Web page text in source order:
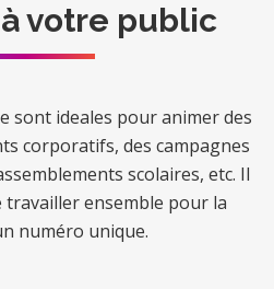
votre public
sont ideales pouranimer des
corporatifs, des campagnes
scolaires, etc. Il
travailler ensemble pour la
numéro unique.